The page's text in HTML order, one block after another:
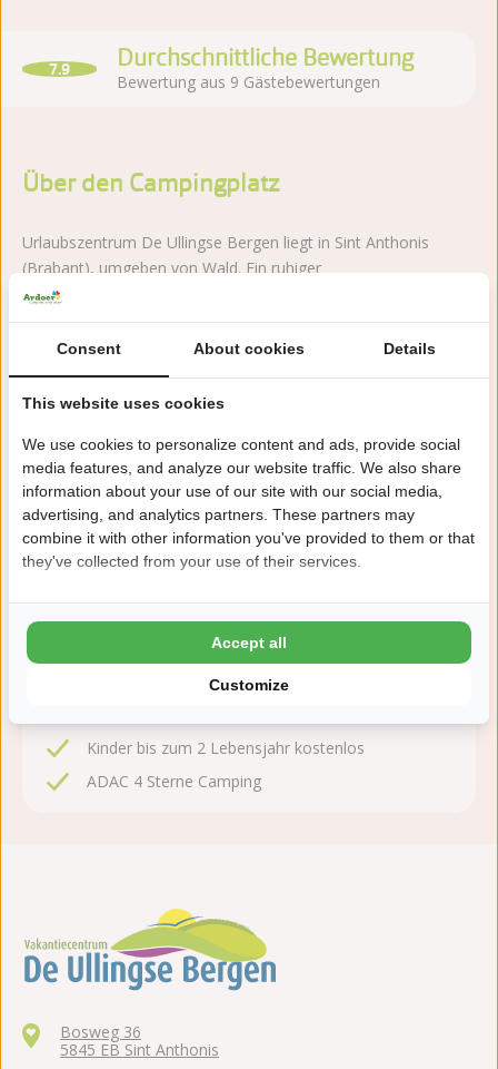
7.9 Durchschnittliche Bewertung
Bewertung aus 9 Gästebewertungen
Über den Campingplatz
Urlaubszentrum De Ullingse Bergen liegt in Sint Anthonis
(Brabant), umgeben von Wald. Ein ruhiger
Familiencampingplatz mit großzügigen Stellplätzen und
Spielmöglichkeiten.
Mehr lesen
Jetzt buchen!
Nach der Buchung haben Sie 24 Stunden Zeit, kostenlos
zu ändern oder zu stornieren.
Deshalb buchen Sie mit De Ullingse
8,6 Ardoer Gästebewertung
Kinder bis zum 2 Lebensjahr kostenlos
ADAC 4 Sterne Camping
Bosweg 36
5845 EB Sint Anthonis
Consent About cookies Details
This website uses cookies
We use cookies to personalize content and ads, provide social
media features, and analyze our website traffic. We also share
information about your use of our site with our social media,
advertising, and analytics partners. These partners may
combine it with other information you've provided to them or that
they've collected from your use of their services.
Customize
Accept all